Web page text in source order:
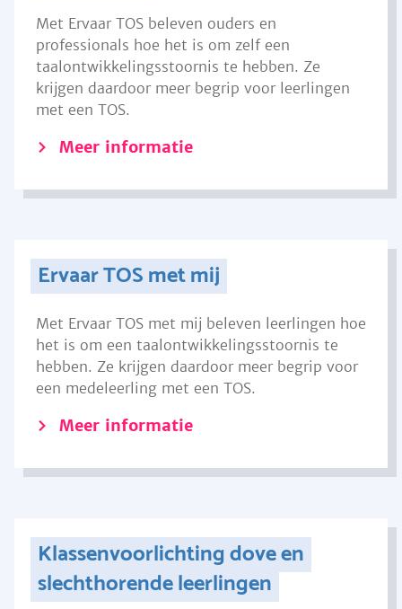
Met Ervaar TOS beleven ouders en
professionals hoe het is om zelf een
taalontwikkelingsstoornis te hebben. Ze
krijgen daardoor meer begrip voor leerlingen
met een TOS.
Meer informatie
Ervaar TOS met mij
Met Ervaar TOS met mij beleven leerlingen hoe
het is om een taalontwikkelingsstoornis te
hebben. Ze krijgen daardoor meer begrip voor
een medeleerling met een TOS.
Meer informatie
Klassenvoorlichting dove en
slechthorende leerlingen